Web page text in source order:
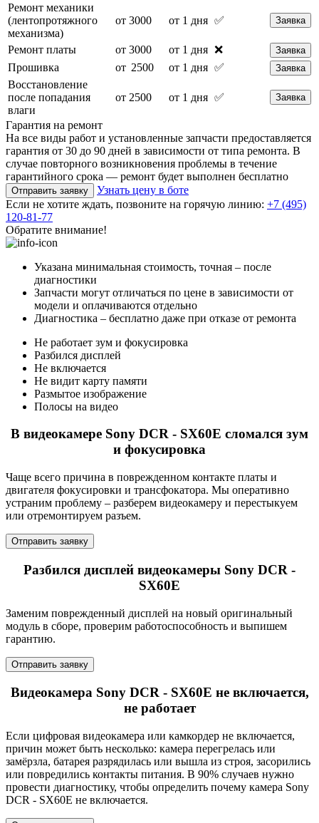
Ремонт механики
(лентопротяжного
механизма)
от 3000 от 1 дня ✅ Заявка
Ремонт платы от 3000 от 1 дня ❌ Заявка
Прошивка от 2500 от 1 дня ✅ Заявка
Восстановление
после попадания
влаги
от 2500 от 1 дня ✅ Заявка
Гарантия на ремонт
На все виды работ и установленные запчасти предоставляется
гарантия от 30 до 90 дней в зависимости от типа ремонта. В
случае повторного возникновения проблемы в течение
гарантийного срока — ремонт будет выполнен бесплатно
Отправить заявку
Узнать цену в боте
Если не хотите ждать, позвоните на горячую линию: +7 (495)
120-81-77
Обратите внимание!
Указана минимальная стоимость, точная – после
диагностики
Запчасти могут отличаться по цене в зависимости от
модели и оплачиваются отдельно
Диагностика – бесплатно даже при отказе от ремонта
Не работает зум и фокусировка
Разбился дисплей
Не включается
Не видит карту памяти
Размытое изображение
Полосы на видео
В видеокамере Sony DCR - SX60E сломался зум
и фокусировка
Чаще всего причина в поврежденном контакте платы и
двигателя фокусировки и трансфокатора. Мы оперативно
устраним проблему – разберем видеокамеру и перестыкуем
или отремонтируем разъем.
Отправить заявку
Разбился дисплей видеокамеры Sony DCR -
SX60E
Заменим поврежденный дисплей на новый оригинальный
модуль в сборе, проверим работоспособность и выпишем
гарантию.
Отправить заявку
Видеокамера Sony DCR - SX60E не включается,
не работает
Если цифровая видеокамера или камкордер не включается,
причин может быть несколько: камера перегрелась или
замёрзла, батарея разрядилась или вышла из строя, засорились
или повредились контакты питания. В 90% случаев нужно
провести диагностику, чтобы определить почему камера Sony
DCR - SX60E не включается.